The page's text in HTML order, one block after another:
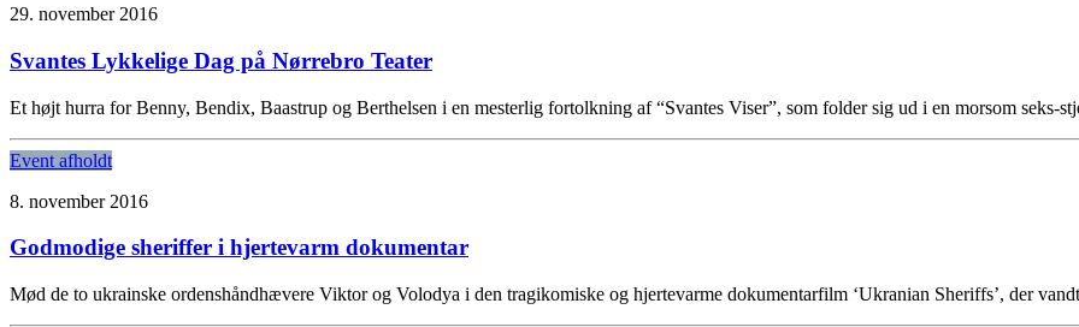
29. november 2016
Svantes Lykkelige Dag på Nørrebro Teater
Et højt hurra for Benny, Bendix, Baastrup og Berthelsen i en mesterlig fortolkning af “Svantes Viser”, som folder sig ud i en morsom seks-
Event afholdt
8. november 2016
Godmodige sheriffer i hjertevarm dokumentar
Mød de to ukrainske ordenshåndhævere Viktor og Volodya i den tragikomiske og hjertevarme dokumentarfilm ‘Ukranian Sheriffs’, der